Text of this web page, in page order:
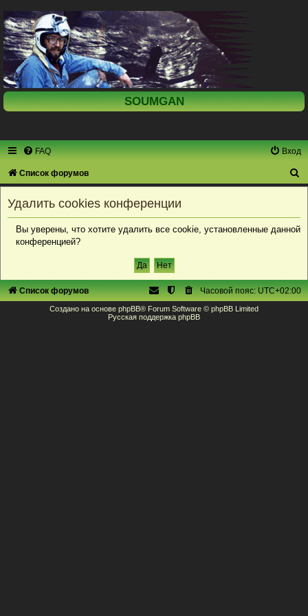
SOUMGAN
FAQ Вход
Список форумов
Удалить cookies конференции
Вы уверены, что хотите удалить все cookie, установленные данной
конференцией?
Список форумов Часовой пояс:UTC+02:00
Создано на основе phpBB® Forum Software © phpBB Limited
Русская поддержка phpBB